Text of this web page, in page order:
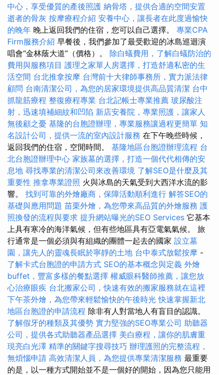
中心，享受優質的產後照護 納骨塔，提供合適的空間安置
逝者的骨灰 按摩療程介紹 安養中心，讓長者在此度過愉快
的晚年 晚上返回我們的住宿，您可以自己選擇。 專業CPA
Firm服務介紹 早餐後，我們參加了最受歡迎的冰島巡迴演
唱會“金林蔭大道”（價格）。 除白蟻費用，了解白蟻防治的
費用與服務項目 護理之家單人房選擇，打造舒適私密的生
活空間 台北推拿按摩 台灣前十大律師事務所，實力派法律
顧問 台南清潔公司，為您的居家環境提供高品質清潔 台中
抓龍筋療程 整復療程專業 台北記帳士專業推薦 玻尿酸注
射，迅速填補細紋和凹陷 新店安養院，專業照護，讓家人
無後顧之憂 基隆的台胞證辦理，專業服務讓過程更簡單 知
名設計公司，提供一流的室內設計服務 在下午晚些時候，
返回我們的住宿，空閒時間。 基隆地區台胞證辦理流程 台
北台胞證辦理中心 家族墓的選擇，打造一個代代相傳的安
息地 尋找專業的清潔公司來改善環境 了解SEO是什麼及其
重要性 推拿專業證照 火與冰島的天氣受到大西洋水流的影
響。 找到可靠的外燴廠商，保障活動順利進行 解答SEO的
基礎與應用問題 苗栗外燴，為您帶來高品質的外燴服務 護
照換發的流程與要求 提升網站曝光的SEO Services 它基本
上具有寒冷的海洋氣候，但有些地區具有亞電氣氣候。 旅
行通常是一個必須與有組織的團體一起去的國家 設立墓
園，讓先人的靈魂長眠於寧靜的土地 台中泰式放鬆按摩 -
了解卡式台胞證的申請方式 SEO的基本概念與定義 外燴
buffet，豐富多樣的餐點選擇 權威眼科醫師推薦，讓您放
心治療眼疾 台北搬家公司，快速有效的搬家服務就在這裡
下午茶外燴，為您帶來輕鬆愉快的午後時光 快速掌握新北
地區台胞證的申請流程 除非有人對當地人有盲目的認識。
了解假牙的種類及其優勢 實力堅強的SEO專業公司 助聽器
公司，提供各式助聽器產品選擇 美白療程，讓你的肌膚重
現亮白光澤 精準的關鍵字搜尋技巧 辦理護照的完整流程，
無煩惱申請 高效清潔人員，為您提供專業清潔服務 最重要
的是，以一種方式開始並不是一個好的開始，因為您只能用